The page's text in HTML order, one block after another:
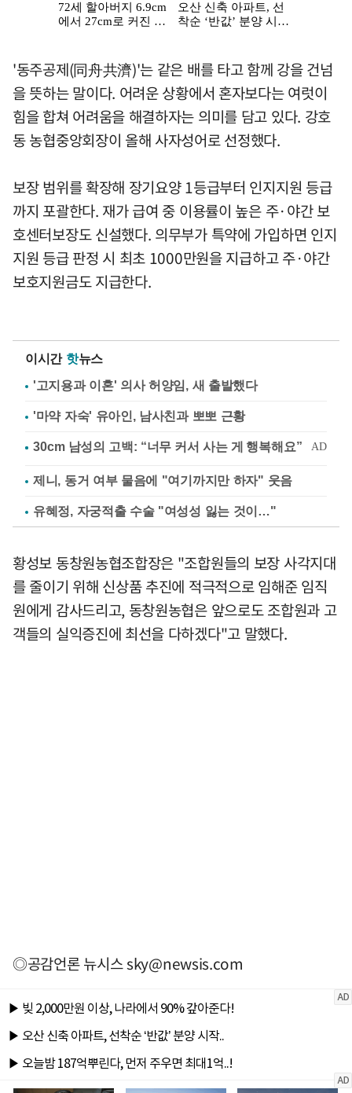
'동주공제(同舟共濟)'는 같은 배를 타고 함께 강을 건넘
을 뜻하는 말이다. 어려운 상황에서 혼자보다는 여럿이
힘을 합쳐 어려움을 해결하자는 의미를 담고 있다. 강호
동 농협중앙회장이 올해 사자성어로 선정했다.
보장 범위를 확장해 장기요양 1등급부터 인지지원 등급
까지 포괄한다. 재가 급여 중 이용률이 높은 주·야간 보
호센터보장도 신설했다. 의무부가 특약에 가입하면 인지
지원 등급 판정 시 최초 1000만원을 지급하고 주·야간
보호지원금도 지급한다.
이시간 핫뉴스
'고지용과 이혼' 의사 허양임, 새 출발했다
'마약 자숙' 유아인, 남사친과 뽀뽀 근황
제니, 동거 여부 물음에 "여기까지만 하자" 웃음
유혜정, 자궁적출 수술 "여성성 잃는 것이…"
황성보 동창원농협조합장은 "조합원들의 보장 사각지대
를 줄이기 위해 신상품 추진에 적극적으로 임해준 임직
원에게 감사드리고, 동창원농협은 앞으로도 조합원과 고
객들의 실익증진에 최선을 다하겠다"고 말했다.
◎공감언론 뉴시스sky@newsis.com